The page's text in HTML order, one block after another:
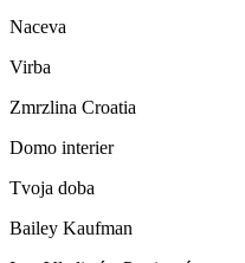
Naceva
Virba
Zmrzlina Croatia
Domo interier
Tvoja doba
Bailey Kaufman